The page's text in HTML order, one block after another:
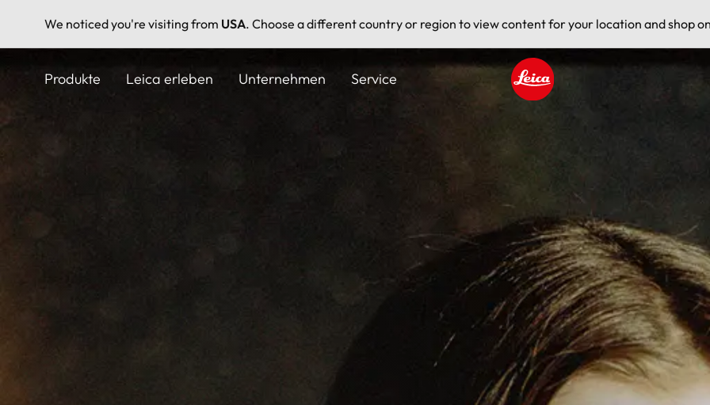
We noticed you're visiting from USA. Choose a different country or region to view content for your location and shop
Produkte Leica erleben Unternehmen Service